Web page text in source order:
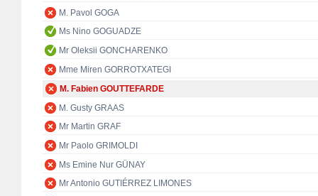
M. Pavol GOGA
Ms Nino GOGUADZE
Mr Oleksii GONCHARENKO
Mme Miren GORROTXATEGI
M. Fabien GOUTTEFARDE
M. Gusty GRAAS
Mr Martin GRAF
Mr Paolo GRIMOLDI
Ms Emine Nur GÜNAY
Mr Antonio GUTIÉRREZ LIMONES